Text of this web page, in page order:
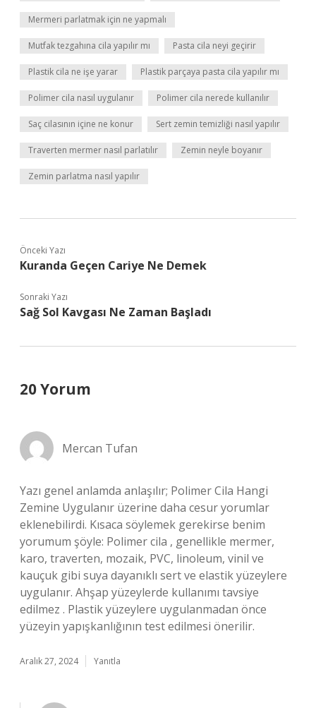
Mermeri parlatmak için ne yapmalı
Mutfak tezgahına cila yapılır mı Pasta cila neyi geçirir
Plastik cila ne işe yarar Plastik parçaya pasta cila yapılır mı
Polimer cila nasıl uygulanır Polimer cila nerede kullanılır
Saç cilasının içine ne konur Sert zemin temizliği nasıl yapılır
Traverten mermer nasıl parlatılır Zemin neyle boyanır
Zemin parlatma nasıl yapılır
Önceki Yazı
Kuranda Geçen Cariye Ne Demek
Sonraki Yazı
Sağ Sol Kavgası Ne Zaman Başladı
20 Yorum
Mercan Tufan
Yazı genel anlamda anlaşılır; Polimer Cila Hangi
Zemine Uygulanır üzerine daha cesur yorumlar
eklenebilirdi. Kısaca söylemek gerekirse benim
yorumum şöyle: Polimer cila , genellikle mermer,
karo, traverten, mozaik, PVC, linoleum, vinil ve
kauçuk gibi suya dayanıklı sert ve elastik yüzeylere
uygulanır. Ahşap yüzeylerde kullanımı tavsiye
edilmez . Plastik yüzeylere uygulanmadan önce
yüzeyin yapışkanlığının test edilmesi önerilir.
Aralık 27, 2024 Yanıtla